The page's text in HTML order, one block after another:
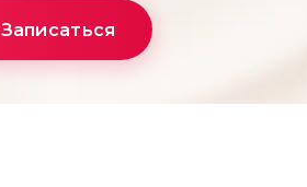
Записаться